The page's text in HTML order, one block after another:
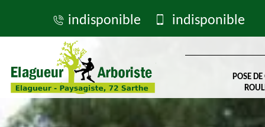
indisponible indisponible
POSE